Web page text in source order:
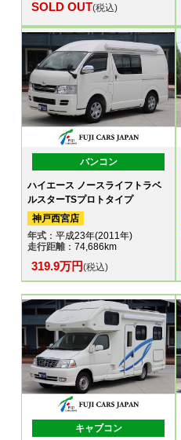
SOLD OUT(税込)
バンコン
ハイエース ノースライフトラベ
ルスターTSプロトタイプ
神戸西宮店
年式 ：平成23年(2011年)
走行距離：74,686km
319.9万円(税込)
キャブコン